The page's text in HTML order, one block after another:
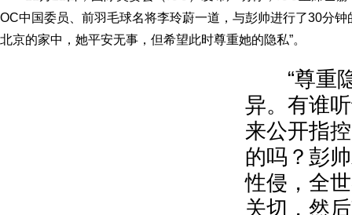
OC中国委员、前羽毛球名将李玲蔚一道，与彭帅进行了30分钟
北京的家中，她平安无事，但希望此时尊重她的隐私”。
“尊重隐
异。有谁
来公开指
的吗？彭
性侵，全
关切，然